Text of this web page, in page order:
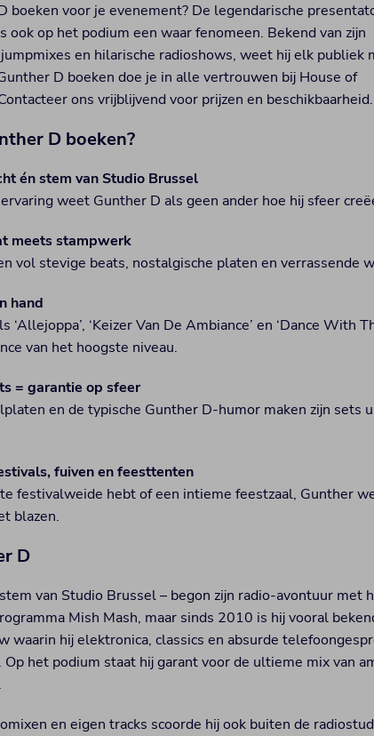
boeken voor je evenement? De legendarische
ook op het podium een waar fenomeen. Bekend van zijn
en hilarische radioshows, weet hij elk publiek
D boeken doe je in alle vertrouwen bij House of
ons vrijblijvend voor prijzen en beschikbaarheid.
D boeken?
én stem van Studio Brussel
weet Gunther D als geen ander hoe hij sfeer
meets stampwerk
vol stevige beats, nostalgische platen en verrassende
hand
‘Allejoppa’, ‘Keizer Van De Ambiance’ en ‘Dance With
van het hoogste niveau.
= garantie op sfeer
en de typische Gunther D-humor maken zijn sets
fuiven en feesttenten
festivalweide hebt of een intieme feestzaal, Gunther
blazen.
D
van Studio Brussel – begon zijn radio-avontuur met
Mish Mash, maar sinds 2010 is hij vooral
waarin hij elektronica, classics en absurde
het podium staat hij garant voor de ultieme mix van
en eigen tracks scoorde hij ook buiten de